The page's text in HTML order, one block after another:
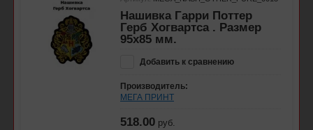
Нашивка Гарри Поттер
Герб Хогвартса . Размер
95x85 мм.
Добавить к сравнению
Производитель:
МЕГА ПРИНТ
518.00 руб.